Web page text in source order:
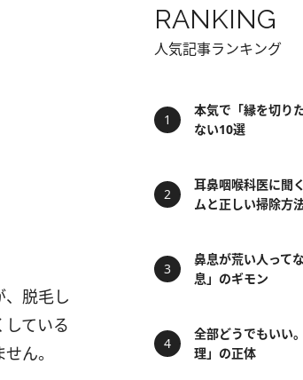
、脱毛し
ている
ん。
RANKING
人気記事ランキング
本気で「縁を切り
ない10選
耳鼻咽喉科医に聞
ムと正しい掃除方
鼻息が荒い人って
息」のギモン
全部どうでもいい
理」の正体